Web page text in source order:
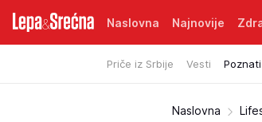
Naslovna Najnovije
Priče iz Srbije Vesti Poznati
Naslovna